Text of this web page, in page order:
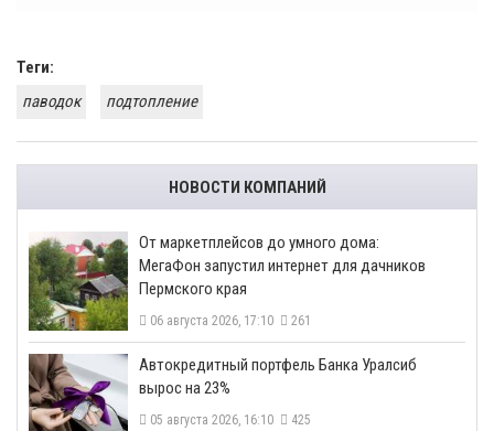
Теги:
паводок
подтопление
НОВОСТИ КОМПАНИЙ
От маркетплейсов до умного дома:
МегаФон запустил интернет для дачников
Пермского края
06 августа 2026, 17:10 261
​Автокредитный портфель Банка Уралсиб
вырос на 23%
05 августа 2026, 16:10 425